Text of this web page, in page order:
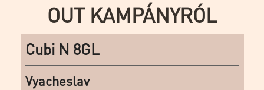
OUT KAMPÁNYRÓL
Cubi N 8GL
Vyacheslav